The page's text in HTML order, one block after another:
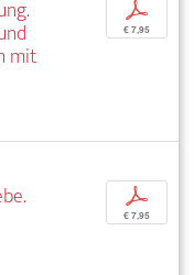
mit
p
€ 7,95
p
€ 7,95